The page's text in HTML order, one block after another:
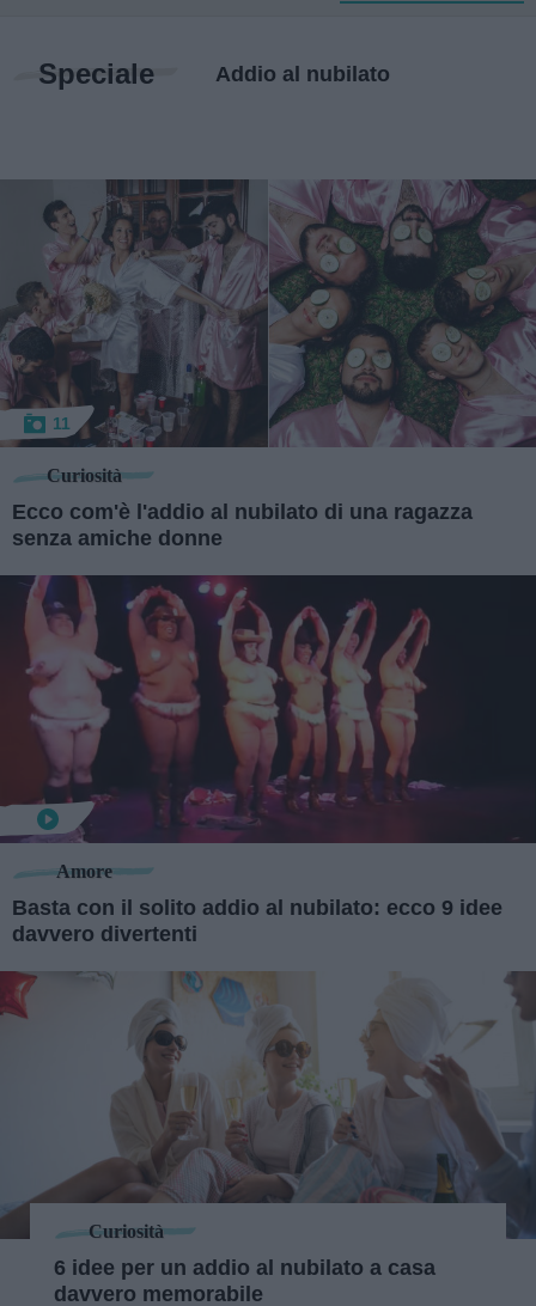
Speciale Addio al nubilato
11
Curiosità
Ecco com'è l'addio al nubilato di una ragazza
senza amiche donne
Amore
Basta con il solito addio al nubilato: ecco 9 idee
davvero divertenti
Curiosità
6 idee per un addio al nubilato a casa
davvero memorabile